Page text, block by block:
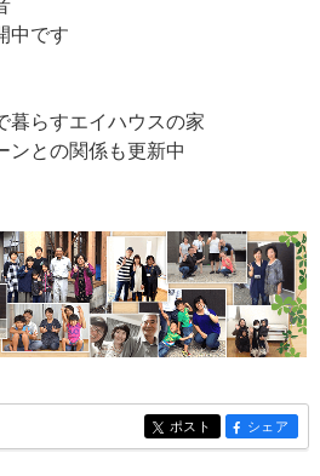
中です
暮らすエイハウスの家
ンとの関係も更新中
entry9933
ポスト entry9933
シェア